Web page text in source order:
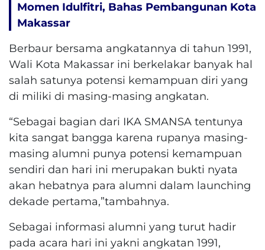
Momen Idulfitri, Bahas Pembangunan Kota
Makassar
Berbaur bersama angkatannya di tahun 1991,
Wali Kota Makassar ini berkelakar banyak hal
salah satunya potensi kemampuan diri yang
di miliki di masing-masing angkatan.
“Sebagai bagian dari IKA SMANSA tentunya
kita sangat bangga karena rupanya masing-
masing alumni punya potensi kemampuan
sendiri dan hari ini merupakan bukti nyata
akan hebatnya para alumni dalam launching
dekade pertama,”tambahnya.
Sebagai informasi alumni yang turut hadir
pada acara hari ini yakni angkatan 1991,